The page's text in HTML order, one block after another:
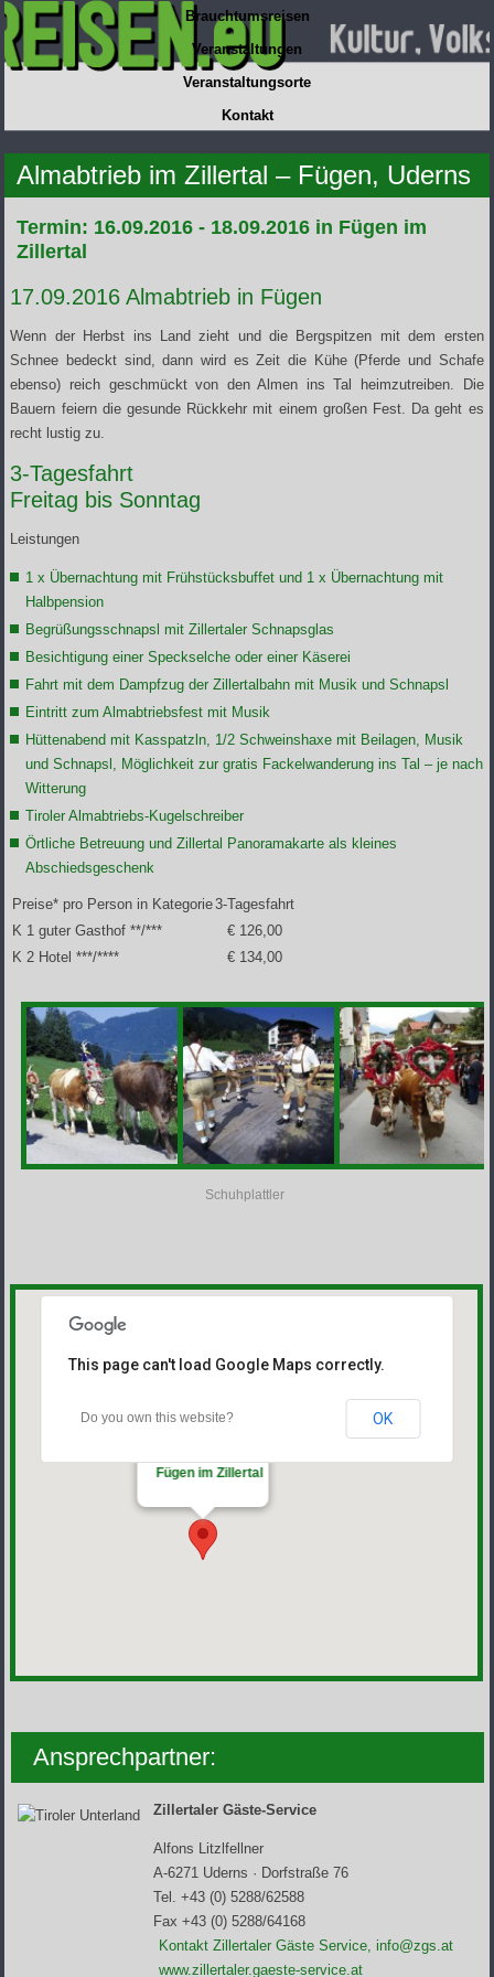
Brauchtumsreisen
Veranstaltungen
Veranstaltungsorte
Kontakt
Almabtrieb im Zillertal – Fügen, Uderns
Termin: 16.09.2016 - 18.09.2016 in Fügen im
Zillertal
17.09.2016 Almabtrieb in Fügen
Wenn der Herbst ins Land zieht und die Bergspitzen mit dem ersten
Schnee bedeckt sind, dann wird es Zeit die Kühe (Pferde und Schafe
ebenso) reich geschmückt von den Almen ins Tal heimzutreiben. Die
Bauern feiern die gesunde Rückkehr mit einem großen Fest. Da geht es
recht lustig zu.
3-Tagesfahrt
Freitag bis Sonntag
Leistungen
1 x Übernachtung mit Frühstücksbuffet und 1 x Übernachtung mit
Halbpension
Begrüßungsschnapsl mit Zillertaler Schnapsglas
Besichtigung einer Speckselche oder einer Käserei
Fahrt mit dem Dampfzug der Zillertalbahn mit Musik und Schnapsl
Eintritt zum Almabtriebsfest mit Musik
Hüttenabend mit Kasspatzln, 1/2 Schweinshaxe mit Beilagen, Musik
und Schnapsl, Möglichkeit zur gratis Fackelwanderung ins Tal – je nach
Witterung
Tiroler Almabtriebs-Kugelschreiber
Örtliche Betreuung und Zillertal Panoramakarte als kleines
Abschiedsgeschenk
Preise* pro Person in Kategorie3-Tagesfahrt
K 1 guter Gasthof **/***
€ 126,00
K 2 Hotel ***/****
€ 134,00
Schuhplattler
Fügen im Zillertal
This page can't load Google Maps correctly.
Do you own this website? OK
Ansprechpartner:
Zillertaler Gäste-Service
Alfons Litzlfellner
A-6271 Uderns · Dorfstraße 76
Tel. +43 (0) 5288/62588
Fax +43 (0) 5288/64168
Kontakt Zillertaler Gäste Service, info@zgs.at
www.zillertaler.gaeste-service.at